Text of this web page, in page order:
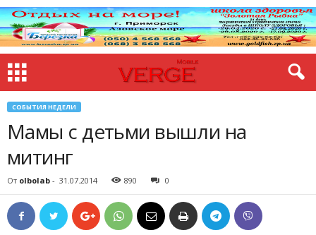
СОБЫТИЯ НЕДЕЛИ
Мамы с детьми вышли на
митинг
От olbolab - 31.07.2014 890 0